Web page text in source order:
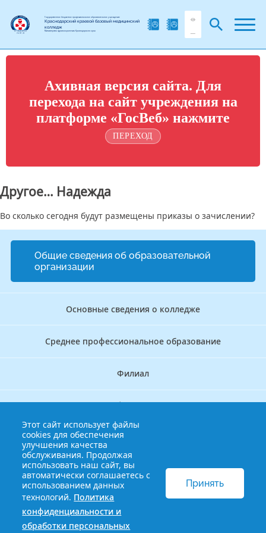
Государственное бюджетное профессиональное образовательное учреждение
Краснодарский краевой базовый медицинский
колледж
Министерства здравоохранения Краснодарского края
Ахивная версия сайта. Для
перехода на сайт учреждения на
платформе «ГосВеб» нажмите
ПЕРЕХОД
Другое… Надежда
Во сколько сегодня будут размещены приказы о зачислении?
Общие сведения об образовательной
организации
Основные сведения о колледже
Среднее профессиональное образование
Филиал
Дополнительное профессиональное образование
Аккредитационно — симуляционный центр
Бережливый колледж
© 2013-2021 Краснодарский краевой базовый медицинский
колледж
Политика конфиденциальности и обработки
персональных данных
Этот сайт использует файлы
cookies для обеспечения
улучшения качества
обслуживания. Продолжая
использовать наш сайт, вы
автоматически соглашаетесь с
использованием данных
технологий. Политика
конфиденциальности и
обработки персональных
Принять